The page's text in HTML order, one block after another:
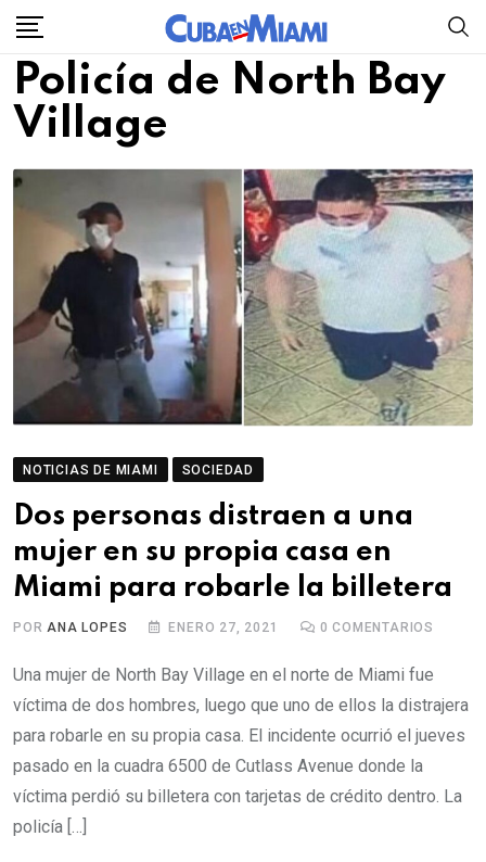
Skip
content
Policía de North Bay
Village
NOTICIAS DE MIAMI SOCIEDAD
Dos personas distraen a una
mujer en su propia casa en
Miami para robarle la billetera
PORANA LOPES ENERO 27, 2021 0 COMENTARIOS
Una mujer de North Bay Village en el norte de Miami fue
víctima de dos hombres, luego que uno de ellos la distrajera
para robarle en su propia casa. El incidente ocurrió el jueves
pasado en la cuadra 6500 de Cutlass Avenue donde la
víctima perdió su billetera con tarjetas de crédito dentro. La
policía […]